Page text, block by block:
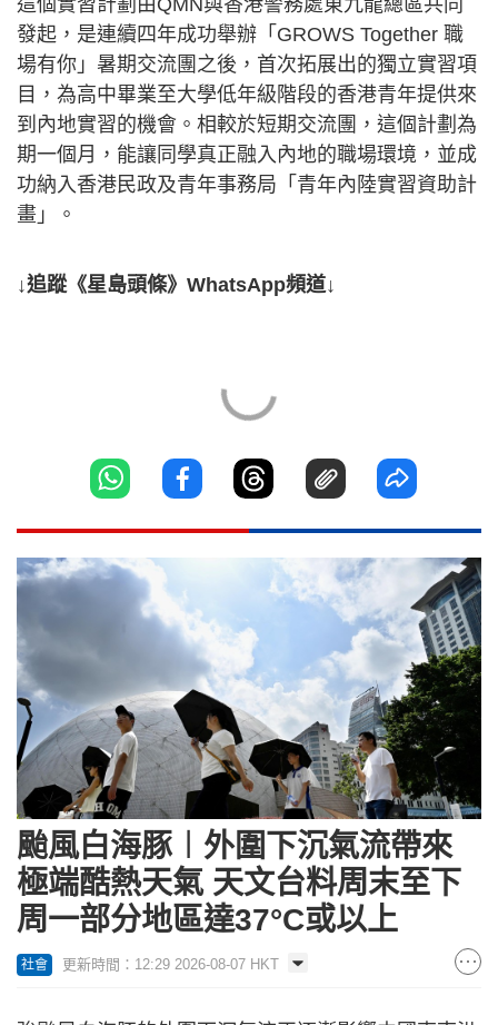
發起，是連續四年成功舉辦「GROWS Together 職
場有你」暑期交流團之後，首次拓展出的獨立實習項
目，為高中畢業至大學低年級階段的香港青年提供來
到內地實習的機會。相較於短期交流團，這個計劃為
期一個月，能讓同學真正融入內地的職場環境，並成
功納入香港民政及青年事務局「青年內陸實習資助計
畫」。
↓追蹤《星島頭條》WhatsApp頻道↓
颱風白海豚︱外圍下沉氣流帶來
極端酷熱天氣 天文台料周末至下
周一部分地區達37°C或以上
社會 更新時間：12:29 2026-08-07 HKT